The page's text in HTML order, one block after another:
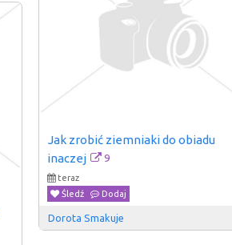
Jak zrobić ziemniaki do obiadu
inaczej
9
teraz
Śledź
Dodaj
Dorota Smakuje